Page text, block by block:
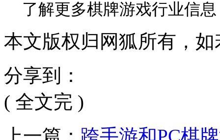
了解更多棋牌游戏行业信
本文版权归网狐所有，
分享到：
( 全文完 )